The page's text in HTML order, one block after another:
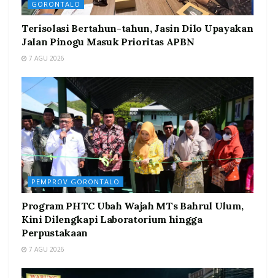
GORONTALO
Terisolasi Bertahun-tahun, Jasin Dilo Upayakan
Jalan Pinogu Masuk Prioritas APBN
7 AGU 2026
PEMPROV GORONTALO
Program PHTC Ubah Wajah MTs Bahrul Ulum,
Kini Dilengkapi Laboratorium hingga
Perpustakaan
7 AGU 2026